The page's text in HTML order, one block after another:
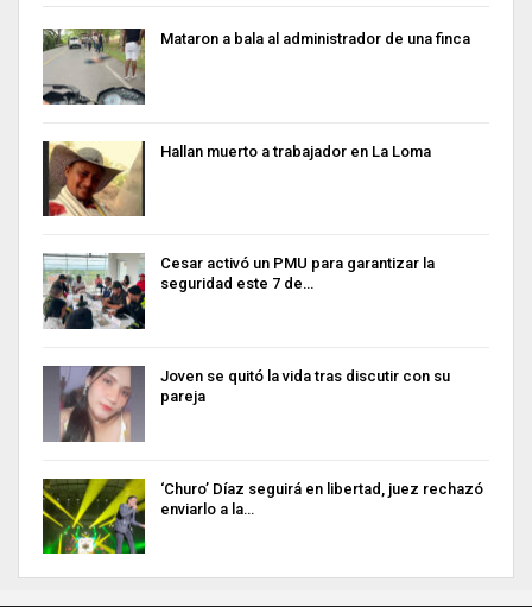
Mataron a bala al administrador de una finca
Hallan muerto a trabajador en La Loma
Cesar activó un PMU para garantizar la
seguridad este 7 de…
Joven se quitó la vida tras discutir con su
pareja
‘Churo’ Díaz seguirá en libertad, juez rechazó
enviarlo a la…